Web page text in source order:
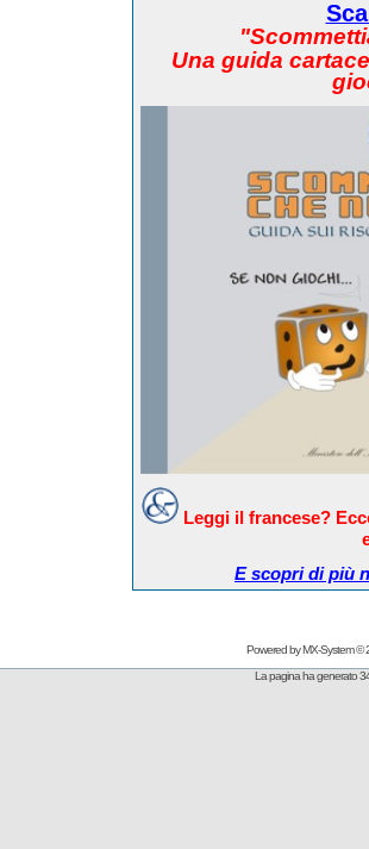
Una guida
Leggi il francese?
E scopri di più
Powered byMX-System©
La pagina ha generato